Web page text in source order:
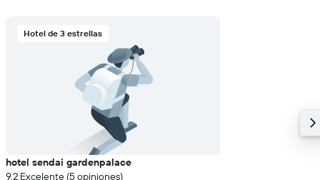
Hotel de 3 estrellas
hotel sendai gardenpalace
9.2 Excelente (5 opiniones)